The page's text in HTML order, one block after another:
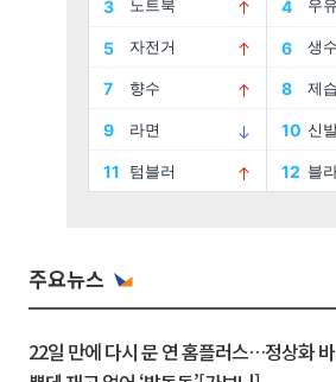
주요뉴스
22일 만에 다시 문 연 홈플러스…정상화 바